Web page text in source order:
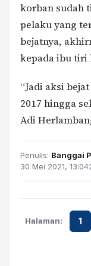
korban sudah
pelaku yang
bejatnya,
kepada ibu tiri
“Jadi aksi
2017 hingga
Adi
Penulis: Banggai
30 Mei 2021, 13:04
Halaman: 1